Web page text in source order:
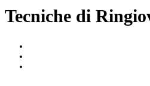
Tecniche di